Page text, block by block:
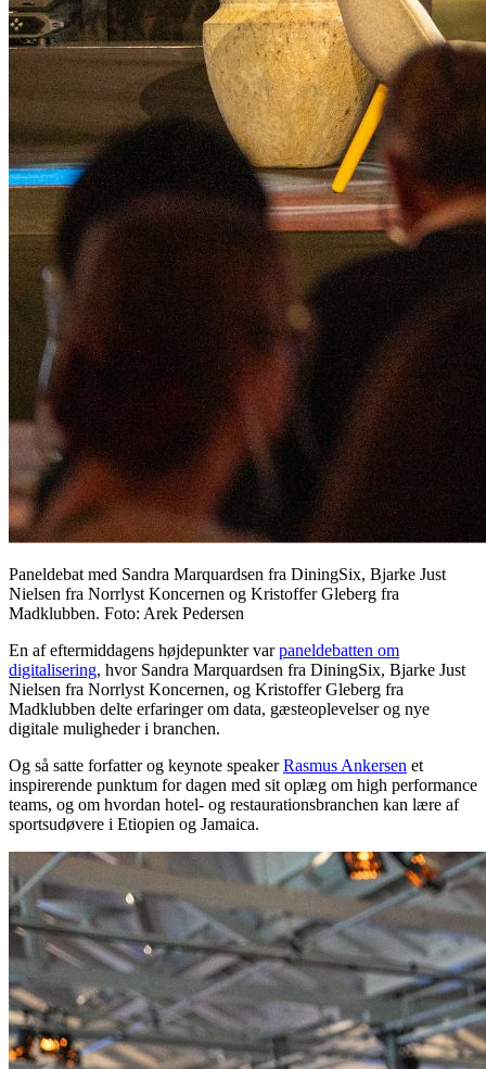
Paneldebat med Sandra Marquardsen fra DiningSix, Bjarke Just
Nielsen fra Norrlyst Koncernen og Kristoffer Gleberg fra
Madklubben. Foto: Arek Pedersen
En af eftermiddagens højdepunkter varpaneldebatten om
digitalisering, hvor Sandra Marquardsen fra DiningSix, Bjarke Just
Nielsen fra Norrlyst Koncernen, og Kristoffer Gleberg fra
Madklubben delte erfaringer om data, gæsteoplevelser og nye
digitale muligheder i branchen.
Og så satte forfatter og keynote speakerRasmus Ankersen et
inspirerende punktum for dagen med sit oplæg om high performance
teams, og om hvordan hotel- og restaurationsbranchen kan lære af
sportsudøvere i Etiopien og Jamaica.